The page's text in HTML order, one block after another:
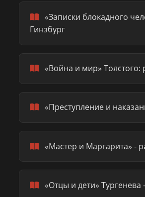
«Записки блокадного
Гинзбург
«Война и мир» Толстого:
«Преступление и
«Мастер и Маргарита» -
«Отцы и дети» Тургенева